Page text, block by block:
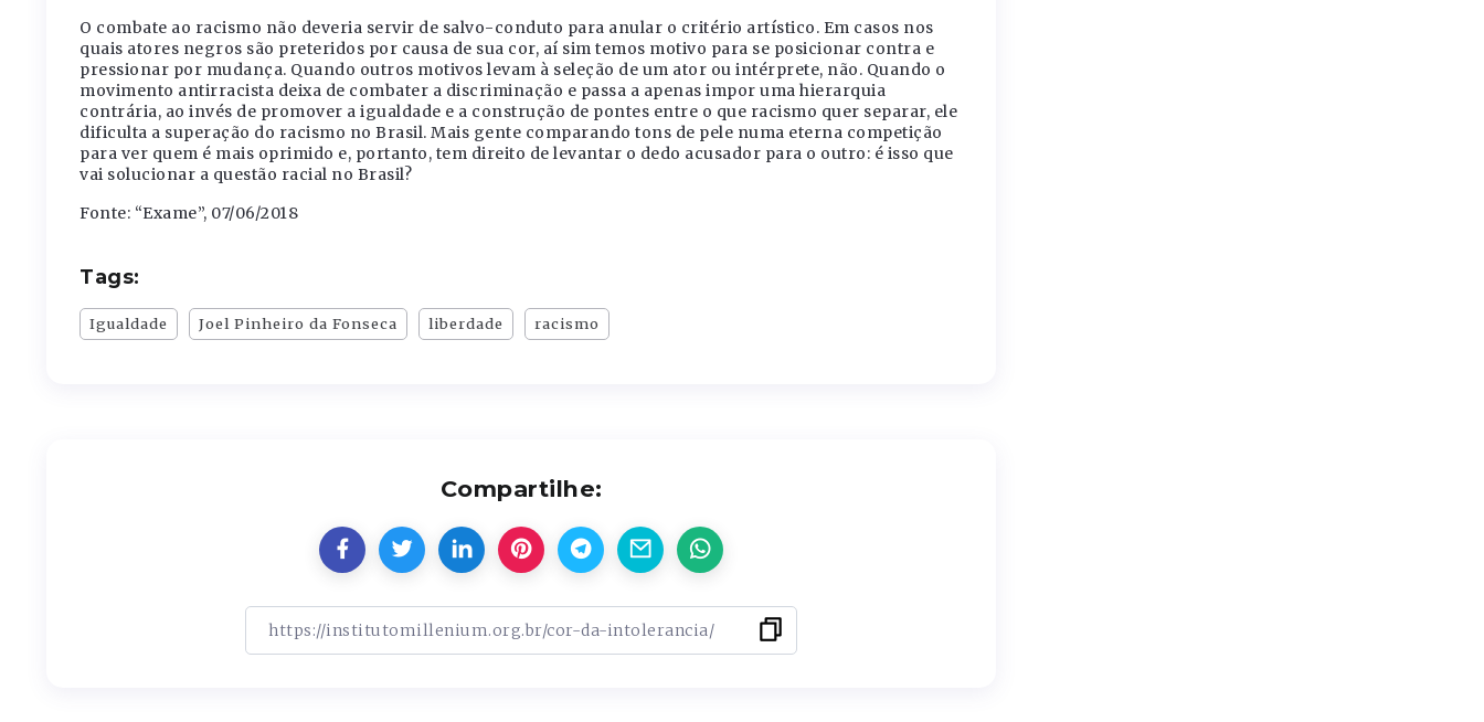
O combate ao racismo não deveria servir de salvo-conduto para anular o critério artístico. Em casos nos
quais atores negros são preteridos por causa de sua cor, aí sim temos motivo para se posicionar contra e
pressionar por mudança. Quando outros motivos levam à seleção de um ator ou intérprete, não. Quando o
movimento antirracista deixa de combater a discriminação e passa a apenas impor uma hierarquia
contrária, ao invés de promover a igualdade e a construção de pontes entre o que racismo quer separar, ele
dificulta a superação do racismo no Brasil. Mais gente comparando tons de pele numa eterna competição
para ver quem é mais oprimido e, portanto, tem direito de levantar o dedo acusador para o outro: é isso que
vai solucionar a questão racial no Brasil?
Fonte: “Exame”, 07/06/2018
Tags:
Igualdade Joel Pinheiro da Fonseca liberdade racismo
Compartilhe: